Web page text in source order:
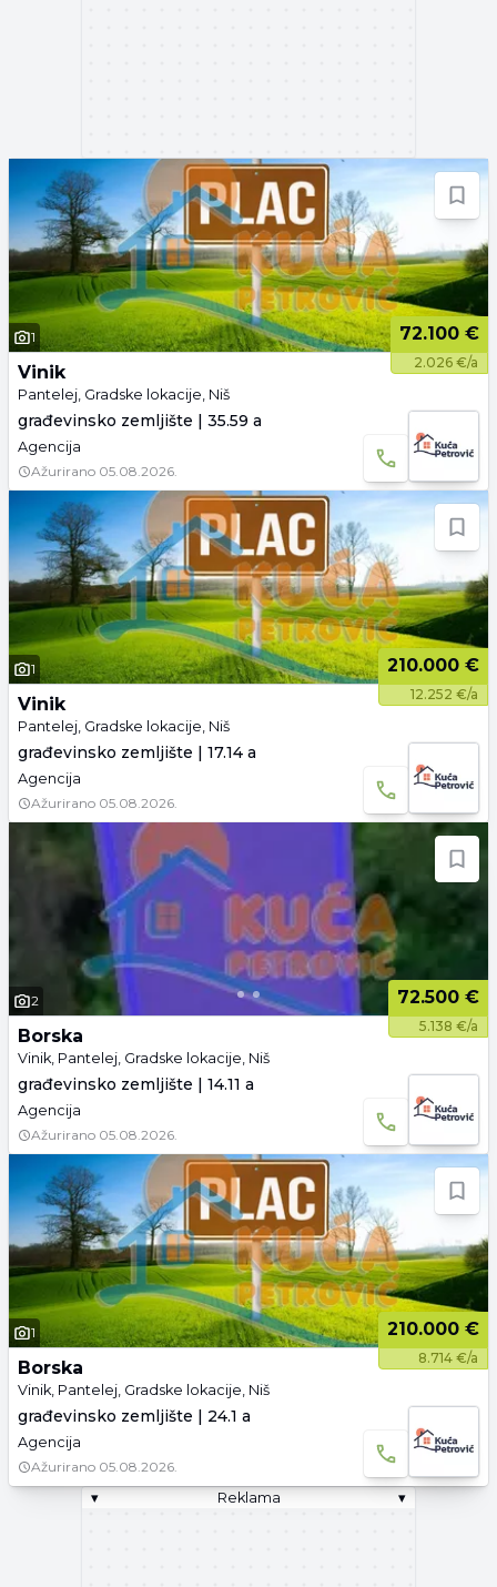
1 72.100 €
2.026 €/a
Vinik
Pantelej, Gradske lokacije, Niš
građevinsko zemljište | 35.59 a
Agencija
Ažurirano 05.08.2026.
1 210.000 €
12.252 €/a
Vinik
Pantelej, Gradske lokacije, Niš
građevinsko zemljište | 17.14 a
Agencija
Ažurirano 05.08.2026.
2 72.500 €
5.138 €/a
Borska
Vinik, Pantelej, Gradske lokacije, Niš
građevinsko zemljište | 14.11 a
Agencija
Ažurirano 05.08.2026.
1 210.000 €
8.714 €/a
Borska
Vinik, Pantelej, Gradske lokacije, Niš
građevinsko zemljište | 24.1 a
Agencija
Ažurirano 05.08.2026.
▾
Reklama ▾